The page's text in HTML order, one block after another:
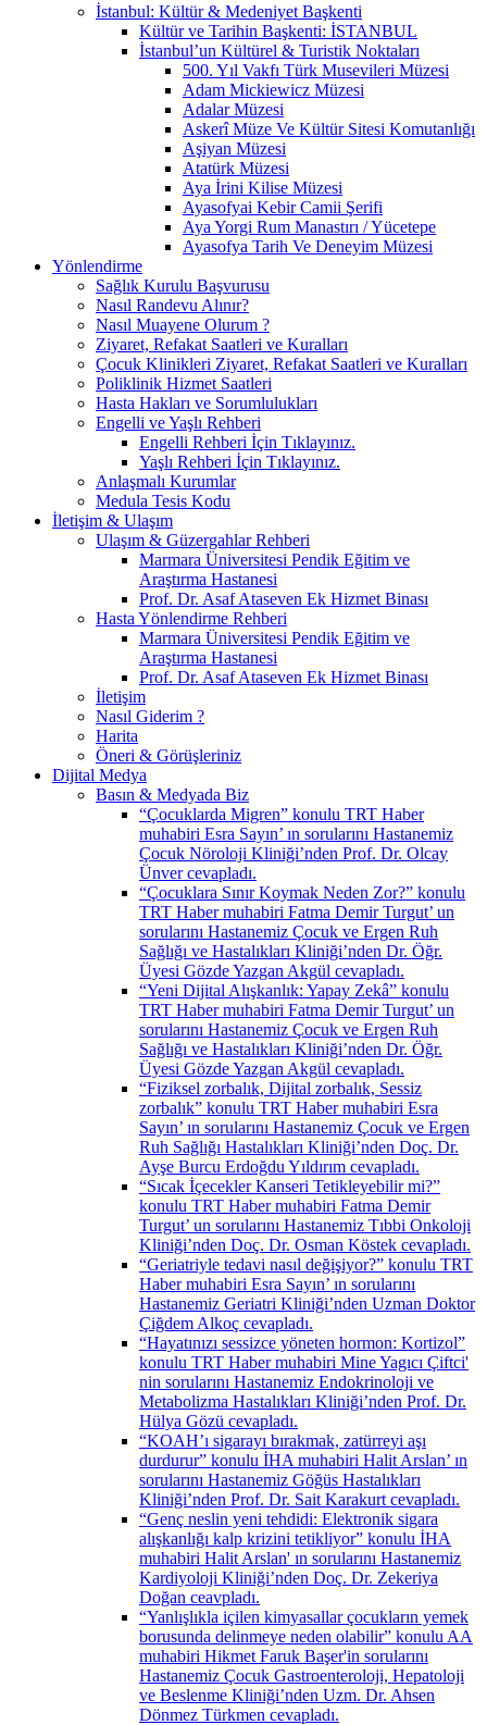
İstanbul: Kültür & Medeniyet Başkenti
Kültür ve Tarihin Başkenti: İSTANBUL
İstanbul’un Kültürel & Turistik Noktaları
500. Yıl Vakfı Türk Musevileri Müzesi
Adam Mickiewicz Müzesi
Adalar Müzesi
Askerî Müze Ve Kültür Sitesi Komutanlığı
Aşiyan Müzesi
Atatürk Müzesi
Aya İrini Kilise Müzesi
Ayasofyai Kebir Camii Şerifi
Aya Yorgi Rum Manastırı / Yücetepe
Ayasofya Tarih Ve Deneyim Müzesi
Yönlendirme
Sağlık Kurulu Başvurusu
Nasıl Randevu Alınır?
Nasıl Muayene Olurum ?
Ziyaret, Refakat Saatleri ve Kuralları
Çocuk Klinikleri Ziyaret, Refakat Saatleri ve Kuralları
Poliklinik Hizmet Saatleri
Hasta Hakları ve Sorumlulukları
Engelli ve Yaşlı Rehberi
Engelli Rehberi İçin Tıklayınız.
Yaşlı Rehberi İçin Tıklayınız.
Anlaşmalı Kurumlar
Medula Tesis Kodu
İletişim & Ulaşım
Ulaşım & Güzergahlar Rehberi
Marmara Üniversitesi Pendik Eğitim ve
Araştırma Hastanesi
Prof. Dr. Asaf Ataseven Ek Hizmet Binası
Hasta Yönlendirme Rehberi
Marmara Üniversitesi Pendik Eğitim ve
Araştırma Hastanesi
Prof. Dr. Asaf Ataseven Ek Hizmet Binası
İletişim
Nasıl Giderim ?
Harita
Öneri & Görüşleriniz
Dijital Medya
Basın & Medyada Biz
“Çocuklarda Migren” konulu TRT Haber
muhabiri Esra Sayın’ ın sorularını Hastanemiz
Çocuk Nöroloji Kliniği’nden Prof. Dr. Olcay
Ünver cevapladı.
“Çocuklara Sınır Koymak Neden Zor?” konulu
TRT Haber muhabiri Fatma Demir Turgut’ un
sorularını Hastanemiz Çocuk ve Ergen Ruh
Sağlığı ve Hastalıkları Kliniği’nden Dr. Öğr.
Üyesi Gözde Yazgan Akgül cevapladı.
“Yeni Dijital Alışkanlık: Yapay Zekâ” konulu
TRT Haber muhabiri Fatma Demir Turgut’ un
sorularını Hastanemiz Çocuk ve Ergen Ruh
Sağlığı ve Hastalıkları Kliniği’nden Dr. Öğr.
Üyesi Gözde Yazgan Akgül cevapladı.
“Fiziksel zorbalık, Dijital zorbalık, Sessiz
zorbalık” konulu TRT Haber muhabiri Esra
Sayın’ ın sorularını Hastanemiz Çocuk ve Ergen
Ruh Sağlığı Hastalıkları Kliniği’nden Doç. Dr.
Ayşe Burcu Erdoğdu Yıldırım cevapladı.
“Sıcak İçecekler Kanseri Tetikleyebilir mi?”
konulu TRT Haber muhabiri Fatma Demir
Turgut’ un sorularını Hastanemiz Tıbbi Onkoloji
Kliniği’nden Doç. Dr. Osman Köstek cevapladı.
“Geriatriyle tedavi nasıl değişiyor?” konulu TRT
Haber muhabiri Esra Sayın’ ın sorularını
Hastanemiz Geriatri Kliniği’nden Uzman Doktor
Çiğdem Alkoç cevapladı.
“Hayatınızı sessizce yöneten hormon: Kortizol”
konulu TRT Haber muhabiri Mine Yagıcı Çiftci'
nin sorularını Hastanemiz Endokrinoloji ve
Metabolizma Hastalıkları Kliniği’nden Prof. Dr.
Hülya Gözü cevapladı.
“KOAH’ı sigarayı bırakmak, zatürreyi aşı
durdurur” konulu İHA muhabiri Halit Arslan’ ın
sorularını Hastanemiz Göğüs Hastalıkları
Kliniği’nden Prof. Dr. Sait Karakurt cevapladı.
“Genç neslin yeni tehdidi: Elektronik sigara
alışkanlığı kalp krizini tetikliyor” konulu İHA
muhabiri Halit Arslan' ın sorularını Hastanemiz
Kardiyoloji Kliniği’nden Doç. Dr. Zekeriya
Doğan ceavpladı.
“Yanlışlıkla içilen kimyasallar çocukların yemek
borusunda delinmeye neden olabilir” konulu AA
muhabiri Hikmet Faruk Başer'in sorularını
Hastanemiz Çocuk Gastroenteroloji, Hepatoloji
ve Beslenme Kliniği’nden Uzm. Dr. Ahsen
Dönmez Türkmen cevapladı.